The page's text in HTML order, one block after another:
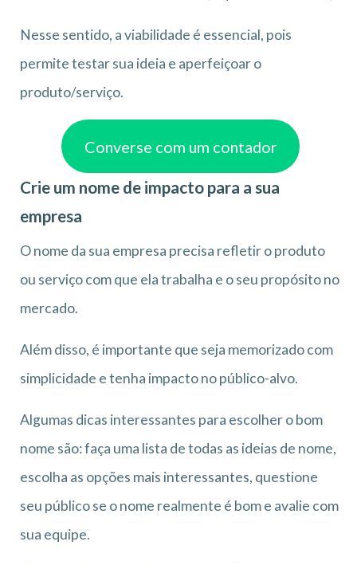
Nesse sentido, a viabilidade é essencial, pois
permite testar sua ideia e aperfeiçoar o
produto/serviço.
Converse com um contador
Crie um nome de impacto para a sua
empresa
O nome da sua empresa precisa refletir o produto
ou serviço com que ela trabalha e o seu propósito no
mercado.
Além disso, é importante que seja memorizado com
simplicidade e tenha impacto no público-alvo.
Algumas dicas interessantes para escolher o bom
nome são: faça uma lista de todas as ideias de nome,
escolha as opções mais interessantes, questione
seu público se o nome realmente é bom e avalie com
sua equipe.